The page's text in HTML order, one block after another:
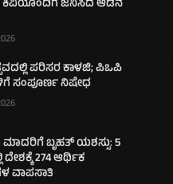
3 ಕಿವಿಯೊಂದಿಗೆ ಜನಿಸಿದ ಆಡಿನ
ಪರಿಸರ ಕಾಳಜಿ; ಪಿಒಪಿ
ಸಂಪೂರ್ಣ ನಿಷೇಧ
ಬೃಹತ್ ಯಶಸ್ಸು: 5
274 ಆರ್ಥಿಕ
ವಾಪಸಾತಿ